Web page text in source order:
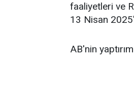
faaliyetleri ve
13 Nisan
AB'nin